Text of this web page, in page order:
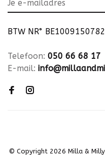
BTW NR° BE1009150782
Telefoon: 050 66 68 17
E-mail:
© Copyright 2026 Milla & Milly